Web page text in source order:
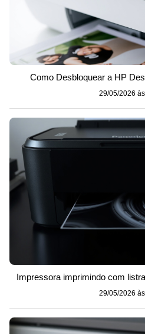
Como Desbloquear a HP
29/05/2026
Impressora imprimindo com
29/05/2026